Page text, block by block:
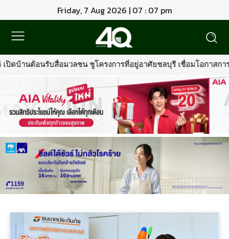
Friday, 7 Aug 2026 | 07 : 07 pm
นรับสื่อมวลชน ชูโครงการที่อยู่อาศัยชลบุรี เชื่อมโอกาสการมีบ้านคุณ